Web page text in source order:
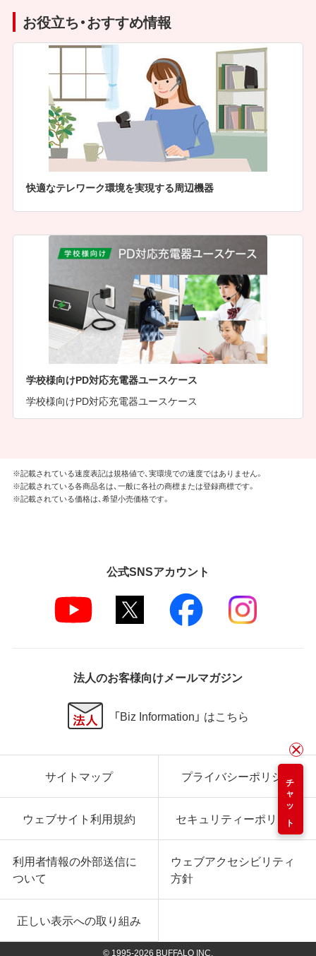
お役立ち・おすすめ情報
快適なテレワーク環境を実現する周辺機器
学校様向けPD対応充電器ユースケース
学校様向けPD対応充電器ユースケース
チャット
※記載されている速度表記は規格値で、実環境での速度ではありません。
※記載されている各商品名は、一般に各社の商標または登録商標です。
※記載されている価格は、希望小売価格です。
公式SNSアカウント
法人のお客様向けメールマガジン
「Biz Information」 はこちら
サイトマップ プライバシーポリシー
ウェブサイト利用規約 セキュリティーポリシー
利用者情報の外部送信に
ついて
ウェブアクセシビリティ
方針
正しい表示への取り組み
© 1995-2026 BUFFALO INC.